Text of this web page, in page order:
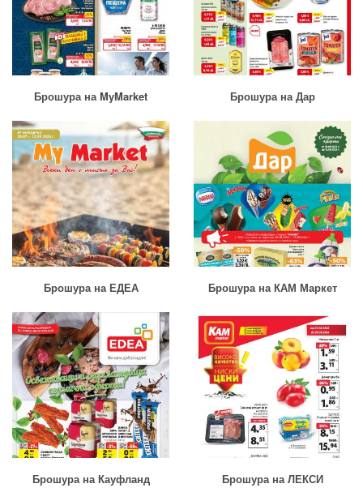
Брошура на MyMarket Брошура на Дар
Брошура на ЕДЕА Брошура на КАМ Маркет
Брошура на Кауфланд Брошура на ЛЕКСИ